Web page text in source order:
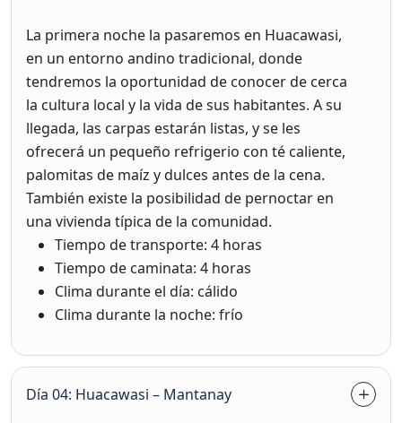
La primera noche la pasaremos en Huacawasi,
en un entorno andino tradicional, donde
tendremos la oportunidad de conocer de cerca
la cultura local y la vida de sus habitantes. A su
llegada, las carpas estarán listas, y se les
ofrecerá un pequeño refrigerio con té caliente,
palomitas de maíz y dulces antes de la cena.
También existe la posibilidad de pernoctar en
una vivienda típica de la comunidad.
Tiempo de transporte: 4 horas
Tiempo de caminata: 4 horas
Clima durante el día: cálido
Clima durante la noche: frío
Día 04: Huacawasi – Mantanay